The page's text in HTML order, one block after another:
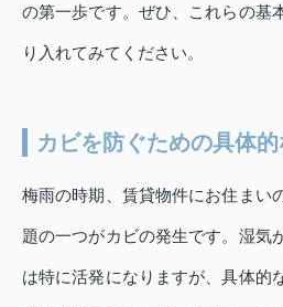
の第一歩です。ぜひ、これらの基
り入れてみてください。
カビを防ぐための具体
梅雨の時期、賃貸物件にお住まい
題の一つがカビの発生です。湿気
は特に活発になりますが、具体的